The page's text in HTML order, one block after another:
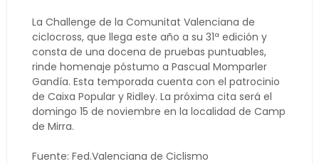
La Challenge de la Comunitat Valenciana de
ciclocross, que llega este año a su 31ª edición y
consta de una docena de pruebas puntuables,
rinde homenaje póstumo a Pascual Momparler
Gandía. Esta temporada cuenta con el patrocinio
de Caixa Popular y Ridley. La próxima cita será el
domingo 15 de noviembre en la localidad de Camp
de Mirra.
Fuente: Fed.Valenciana de Ciclismo